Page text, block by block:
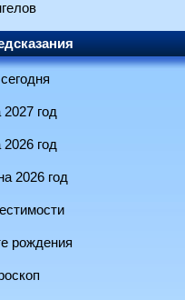
2027 год
2026 год
2026 год
рождения